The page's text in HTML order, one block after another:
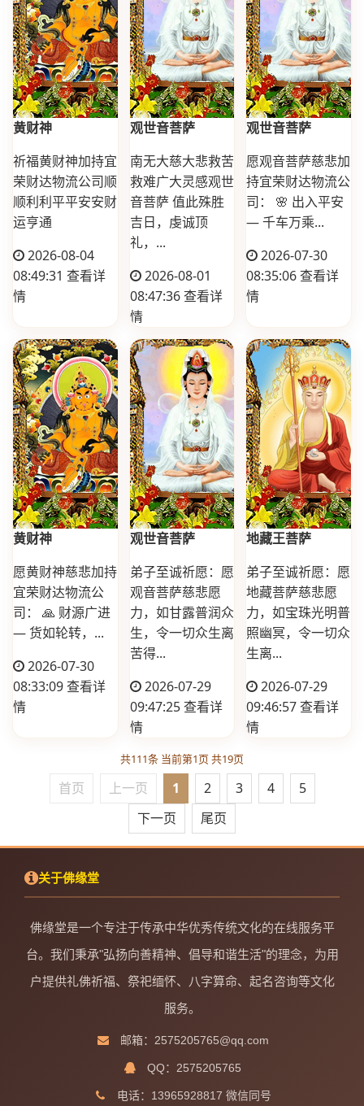
黄财神
祈福黄财神加持宜
荣财达物流公司顺
顺利利平平安安财
运亨通
2026-08-04
08:49:31 查看详
情
观世音菩萨
南无大慈大悲救苦
救难广大灵感观世
音菩萨 值此殊胜
吉日，虔诚顶
礼，...
2026-08-01
08:47:36查看详
情
观世音菩萨
愿观音菩萨慈悲加
持宜荣财达物流公
司： 🌸 出入平安
— 千车万乘...
2026-07-30
08:35:06查看详
情
黄财神
愿黄财神慈悲加持
宜荣财达物流公
司： 🙏 财源广进
— 货如轮转，...
2026-07-30
08:33:09查看详
情
观世音菩萨
弟子至诚祈愿：愿
观音菩萨慈悲愿
力，如甘露普润众
生，令一切众生离
苦得...
2026-07-29
09:47:25查看详
情
地藏王菩萨
弟子至诚祈愿：愿
地藏菩萨慈悲愿
力，如宝珠光明普
照幽冥，令一切众
生离...
2026-07-29
09:46:57查看详
情
共111条 当前第1页 共19页
首页 上一页 1 2 3 4
5
下一页
尾页
关于佛缘堂
佛缘堂是一个专注于传承中华优秀传统文化的在线服务平
台。我们秉承"弘扬向善精神、倡导和谐生活"的理念，为用
户提供礼佛祈福、祭祀缅怀、八字算命、起名咨询等文化
服务。
邮箱：2575205765@qq.com
QQ：2575205765
电话：13965928817 微信同号